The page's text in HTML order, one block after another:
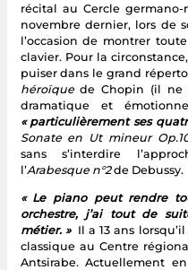
récital au Cercle
novembre dernier, lors de
l’occasion de montrer
clavier. Pour la
puiser dans le grand
héroïquede Chopin (il ne
dramatique et
« particulièrement ses
Sonate en Ut mineur
sans s’interdire
l’Arabesque n°2de Debussy.
« Le piano peut rendre
orchestre, j’ai tout de
métier. » Il a 13 ans
classique au Centre
Antsirabe. Actuellement